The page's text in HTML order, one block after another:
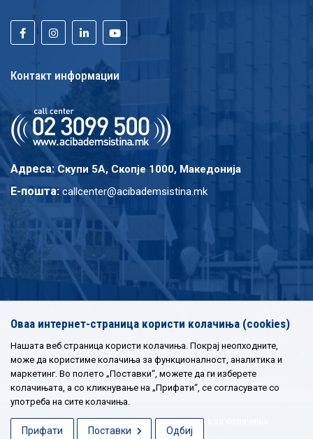
Контакт информации
Адреса: Скупи 5A, Скопје 1000, Македонија
E-пошта: callcenter@acibademsistina.mk
Политика за приватност | Политика за колачиња
Оваа интернет-страница користи колачиња (cookies)
Нашата веб страница користи колачиња. Покрај неопходните,
може да користиме колачиња за функционалност, аналитика и
маркетинг. Во полето „Поставки“, можете да ги изберете
колачињата, а со кликнување на „Прифати“, се согласувате со
употреба на сите колачиња.
Прифати Поставки Одбиј